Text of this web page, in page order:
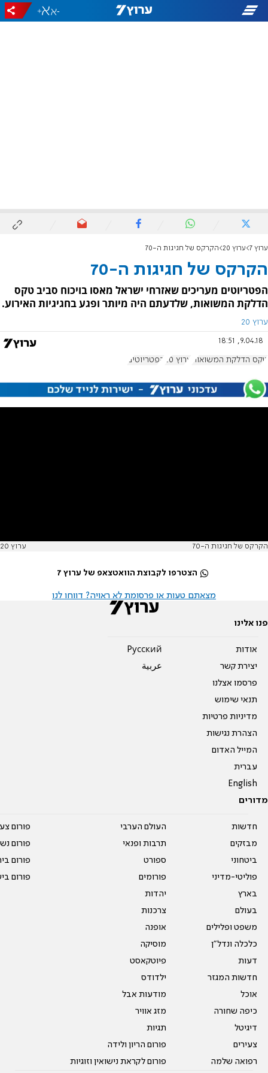
-
+
ערוץ 7 ערוץ 20 הקרקס של חגיגות ה-70
הקרקס של חגיגות ה-70
הפטריוטים מעריכים שאזרחי ישראל מאסו בויכוח סביב טקס
הדלקת המשואות, שלדעתם היה מיותר ופגע בחגיגיות האירוע.
ערוץ 20
9.04.18, 18:51
טקס הדלקת המשואות ערוץ 20 הפטריוטים
הקרקס של חגיגות ה-70 ערוץ 20
הצטרפו לקבוצת הוואטצאפ של ערוץ 7
מצאתם טעות או פרסומת לא ראויה? דווחו לנו
פנו אלינו
אודות
יצירת קשר
פרסמו אצלנו
תנאי שימוש
מדיניות פרטיות
הצהרת נגישות
המייל האדום
עברית
English
Pусский
عربية
מדורים
חדשות
מבזקים
ביטחוני
פוליטי-מדיני
בארץ
בעולם
משפט ופלילים
כלכלה ונדל"ן
דעות
חדשות המגזר
אוכל
כיפה שחורה
דיגיטל
צעירים
רפואה שלמה
העולם הערבי
תרבות ופנאי
ספורט
פורומים
יהדות
צרכנות
אופנה
מוסיקה
פיוטקאסט
ילדודס
מודעות אבל
מזג אוויר
תגיות
פורום הריון ולידה
פורום לקראת נישואין וזוגיות
פורום
פורום
פורום
פורום